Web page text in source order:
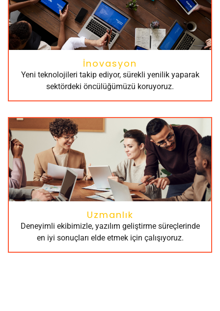
İnovasyon
Yeni teknolojileri takip ediyor, sürekli yenilik yaparak
sektördeki öncülüğümüzü koruyoruz.
Uzmanlık
Deneyimli ekibimizle, yazılım geliştirme süreçlerinde
en iyi sonuçları elde etmek için çalışıyoruz.